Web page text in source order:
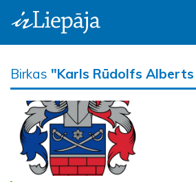
Birkas "Karls Rūdolfs Alberts